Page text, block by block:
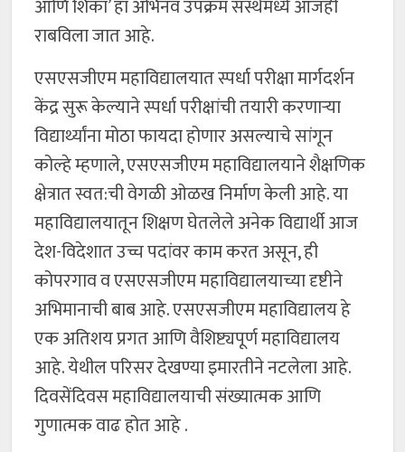
आणि शिका’ हा अभिनव उपक्रम संस्थेमध्ये आजही
राबविला जात आहे.
एसएसजीएम महाविद्यालयात स्पर्धा परीक्षा मार्गदर्शन
केंद्र सुरू केल्याने स्पर्धा परीक्षांची तयारी करणाऱ्या
विद्यार्थ्यांना मोठा फायदा होणार असल्याचे सांगून
कोल्हे म्हणाले, एसएसजीएम महाविद्यालयाने शैक्षणिक
क्षेत्रात स्वत:ची वेगळी ओळख निर्माण केली आहे. या
महाविद्यालयातून शिक्षण घेतलेले अनेक विद्यार्थी आज
देश-विदेशात उच्च पदांवर काम करत असून, ही
कोपरगाव व एसएसजीएम महाविद्यालयाच्या दृष्टीने
अभिमानाची बाब आहे. एसएसजीएम महाविद्यालय हे
एक अतिशय प्रगत आणि वैशिष्ट्यपूर्ण महाविद्यालय
आहे. येथील परिसर देखण्या इमारतीने नटलेला आहे.
दिवसेंदिवस महाविद्यालयाची संख्यात्मक आणि
गुणात्मक वाढ होत आहे .